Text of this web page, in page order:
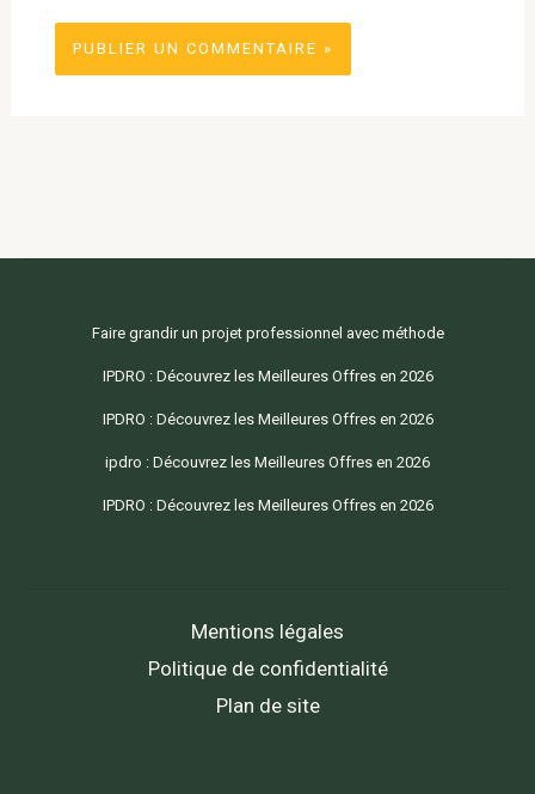
Faire grandir un projet professionnel avec méthode
IPDRO : Découvrez les Meilleures Offres en 2026
IPDRO : Découvrez les Meilleures Offres en 2026
ipdro : Découvrez les Meilleures Offres en 2026
IPDRO : Découvrez les Meilleures Offres en 2026
Mentions légales
Politique de confidentialité
Plan de site